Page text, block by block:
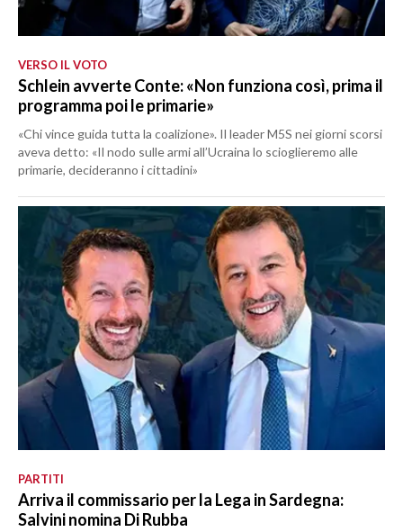
VERSO IL VOTO
Schlein avverte Conte: «Non funziona così, prima il
programma poi le primarie»
«Chi vince guida tutta la coalizione». Il leader M5S nei giorni scorsi
aveva detto: «Il nodo sulle armi all’Ucraina lo scioglieremo alle
primarie, decideranno i cittadini»
PARTITI
Arriva il commissario per la Lega in Sardegna:
Salvini nomina Di Rubba